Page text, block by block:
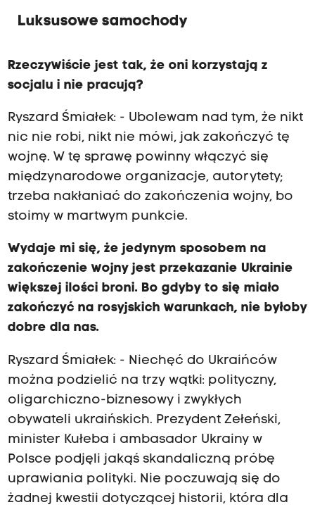
Luksusowe samochody
Rzeczywiście jest tak, że oni korzystają z
socjalu i nie pracują?
Ryszard Śmiałek: - Ubolewam nad tym, że nikt
nic nie robi, nikt nie mówi, jak zakończyć tę
wojnę. W tę sprawę powinny włączyć się
międzynarodowe organizacje, autorytety;
trzeba nakłaniać do zakończenia wojny, bo
stoimy w martwym punkcie.
Wydaje mi się, że jedynym sposobem na
zakończenie wojny jest przekazanie Ukrainie
większej ilości broni. Bo gdyby to się miało
zakończyć na rosyjskich warunkach, nie byłoby
dobre dla nas.
Ryszard Śmiałek: - Niechęć do Ukraińców
można podzielić na trzy wątki: polityczny,
oligarchiczno-biznesowy i zwykłych
obywateli ukraińskich. Prezydent Zełeński,
minister Kułeba i ambasador Ukrainy w
Polsce podjęli jakąś skandaliczną próbę
uprawiania polityki. Nie poczuwają się do
żadnej kwestii dotyczącej historii, która dla